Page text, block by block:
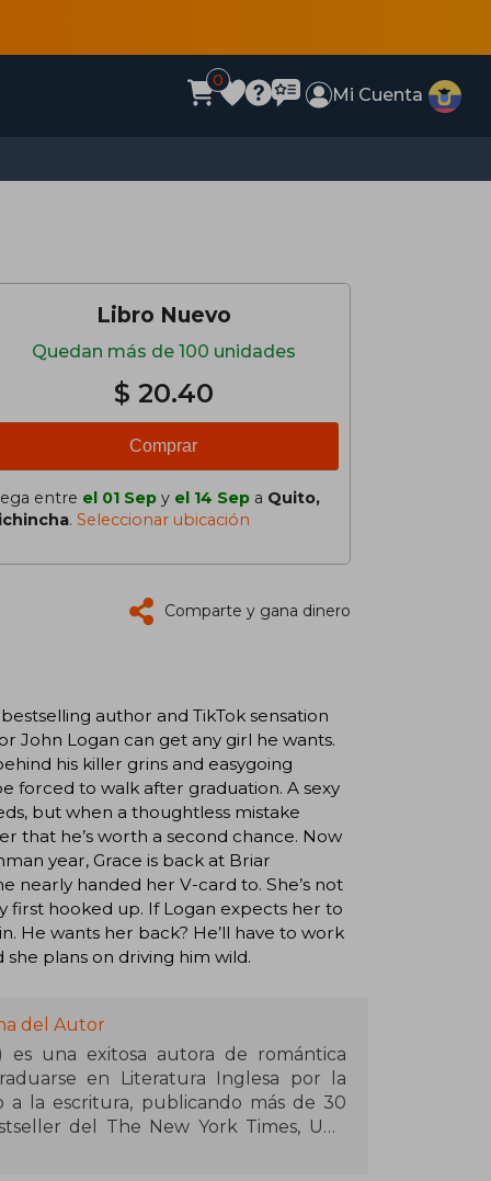
0
Mi Cuenta
Libro Nuevo
Quedan más de 100 unidades
$ 20.40
Comprar
entre el 01 Sep y el 14 Sep a Quito,
. Seleccionar ubicación
Comparte y gana dinero
author and TikTok sensation
John Logan can get any girl he wants.
his killer grins and easygoing
forced to walk after graduation. A sexy
but when a thoughtless mistake
that he’s worth a second chance. Now
year, Grace is back at Briar
nearly handed her V-card to. She’s not
first hooked up. If Logan expects her to
He wants her back? He’ll have to work
she plans on driving him wild.
del Autor
es una exitosa autora de romántica
en Literatura Inglesa por la
a la escritura, publicando más de 30
del The New York Times, USA
por sagas como Off-